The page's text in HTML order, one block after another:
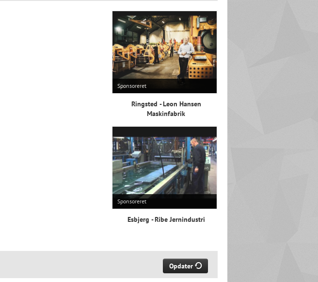
Sponsoreret
Ringsted - Leon Hansen
Maskinfabrik
Sponsoreret
Esbjerg - Ribe Jernindustri
Opdater